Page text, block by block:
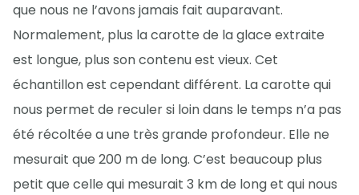
que nous ne l’avons jamais fait auparavant.
Normalement, plus la carotte de la glace extraite
est longue, plus son contenu est vieux. Cet
échantillon est cependant différent. La carotte qui
nous permet de reculer si loin dans le temps n’a pas
été récoltée a une très grande profondeur. Elle ne
mesurait que 200 m de long. C’est beaucoup plus
petit que celle qui mesurait 3 km de long et qui nous